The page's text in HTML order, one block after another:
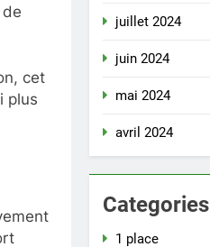
cet
plus
juillet 2024
juin 2024
mai 2024
avril 2024
Categories
1 place